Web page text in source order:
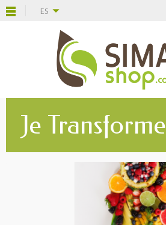
ES
Je Transforme